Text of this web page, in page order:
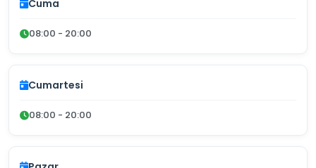
Cuma
08:00 - 20:00
Cumartesi
08:00 - 20:00